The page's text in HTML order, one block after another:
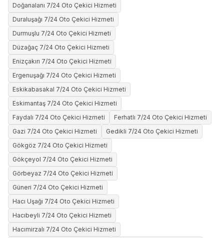
Doğanalanı 7/24 Oto Çekici Hizmeti
Duraluşağı 7/24 Oto Çekici Hizmeti
Durmuşlu 7/24 Oto Çekici Hizmeti
Düzağaç 7/24 Oto Çekici Hizmeti
Enizçakırı 7/24 Oto Çekici Hizmeti
Ergenuşağı 7/24 Oto Çekici Hizmeti
Eskikabasakal 7/24 Oto Çekici Hizmeti
Eskimantaş 7/24 Oto Çekici Hizmeti
Faydalı 7/24 Oto Çekici Hizmeti
Ferhatlı 7/24 Oto Çekici Hizmeti
Gazi 7/24 Oto Çekici Hizmeti
Gedikli 7/24 Oto Çekici Hizmeti
Gökgöz 7/24 Oto Çekici Hizmeti
Gökçeyol 7/24 Oto Çekici Hizmeti
Görbeyaz 7/24 Oto Çekici Hizmeti
Güneri 7/24 Oto Çekici Hizmeti
Hacı Uşağı 7/24 Oto Çekici Hizmeti
Hacıbeyli 7/24 Oto Çekici Hizmeti
Hacımirzalı 7/24 Oto Çekici Hizmeti